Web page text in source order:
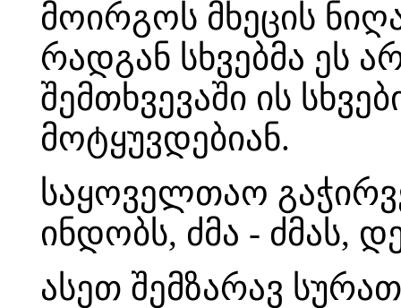
მოირგოს მხეცის
რადგან სხვებმა ეს
შემთხვევაში ის
მოტყუვდებიან.
საყოველთაო
ინდობს, ძმა - ძმას,
ასეთ შემზარავ